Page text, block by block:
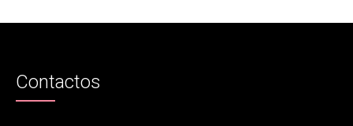
Contactos